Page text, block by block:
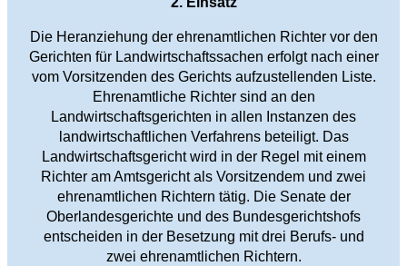
Die Heranziehung der ehrenamtlichen Richter vor den
Gerichten für Landwirtschaftssachen erfolgt nach einer
vom Vorsitzenden des Gerichts aufzustellenden Liste.
Ehrenamtliche Richter sind an den
Landwirtschaftsgerichten in allen Instanzen des
landwirtschaftlichen Verfahrens beteiligt. Das
Landwirtschaftsgericht wird in der Regel mit einem
Richter am Amtsgericht als Vorsitzendem und zwei
ehrenamtlichen Richtern tätig. Die Senate der
Oberlandesgerichte und des Bundesgerichtshofs
entscheiden in der Besetzung mit drei Berufs- und
zwei ehrenamtlichen Richtern.